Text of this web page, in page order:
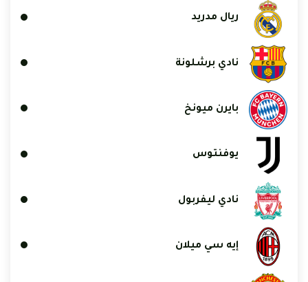
ريال مدريد
نادي برشلونة
بايرن ميونخ
يوفنتوس
نادي ليفربول
إيه سي ميلان